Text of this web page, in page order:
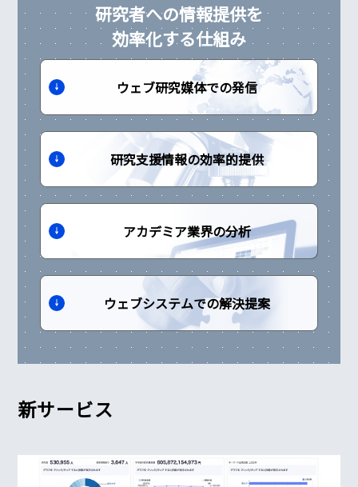
研究者への情報提供を
効率化する仕組み
ウェブ研究媒体での発信
研究支援情報の効率的提供
アカデミア業界の分析
ウェブシステムでの解決提案
新サービス